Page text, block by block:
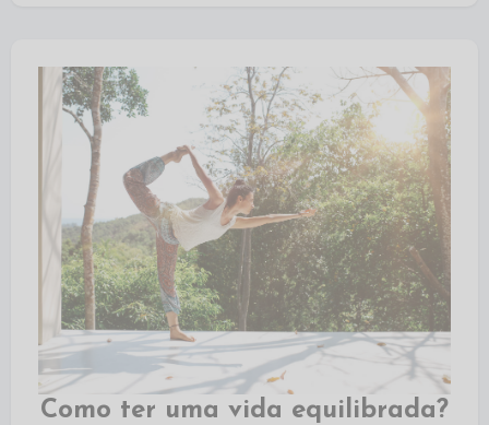
Como ter uma vida equilibrada?